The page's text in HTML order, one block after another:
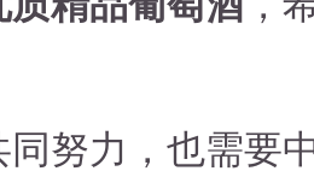
努力，也需要